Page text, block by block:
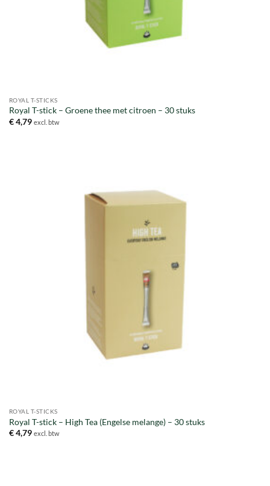
ROYAL T-STICKS
Royal T-stick – Groene thee met citroen – 30 stuks
€4,79 excl. btw
ROYAL T-STICKS
Royal T-stick – High Tea (Engelse melange) – 30 stuks
€4,79 excl. btw